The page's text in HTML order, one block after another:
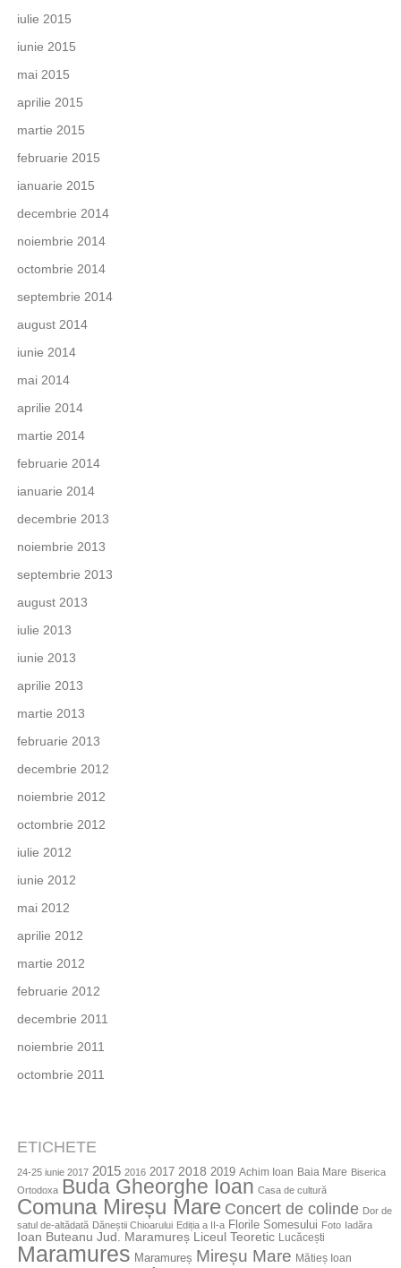
iulie 2015
iunie 2015
mai 2015
aprilie 2015
martie 2015
februarie 2015
ianuarie 2015
decembrie 2014
noiembrie 2014
octombrie 2014
septembrie 2014
august 2014
iunie 2014
mai 2014
aprilie 2014
martie 2014
februarie 2014
ianuarie 2014
decembrie 2013
noiembrie 2013
septembrie 2013
august 2013
iulie 2013
iunie 2013
aprilie 2013
martie 2013
februarie 2013
decembrie 2012
noiembrie 2012
octombrie 2012
iulie 2012
iunie 2012
mai 2012
aprilie 2012
martie 2012
februarie 2012
decembrie 2011
noiembrie 2011
octombrie 2011
ETICHETE
24-25 iunie 2017 2015 2016 2017 2018 2019 Achim Ioan Baia Mare Biserica
Ortodoxa
Buda Gheorghe Ioan Casa de cultură
Comuna Mireșu Mare Concert de colinde Dor de
satul de-altădată Dăneștii Chioarului Ediția a II-a Florile Somesului Foto Iadăra
Ioan Buteanu Jud. Maramureș Liceul Teoretic Lucăcești
Maramures Maramureș Mireșu Mare Mătieș Ioan